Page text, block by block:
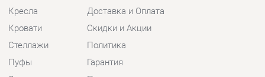
Стеллажи
Пуфы
Столы
Стулья
Политика
Гарантия
Помощь